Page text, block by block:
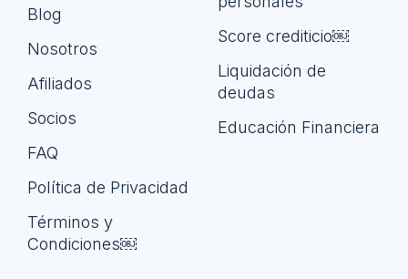
Blog
Nosotros
Afiliados
Socios
FAQ
Política de Privacidad
Términos y
Condiciones￼
Score crediticio￼
Liquidación de
deudas
Educación Financiera